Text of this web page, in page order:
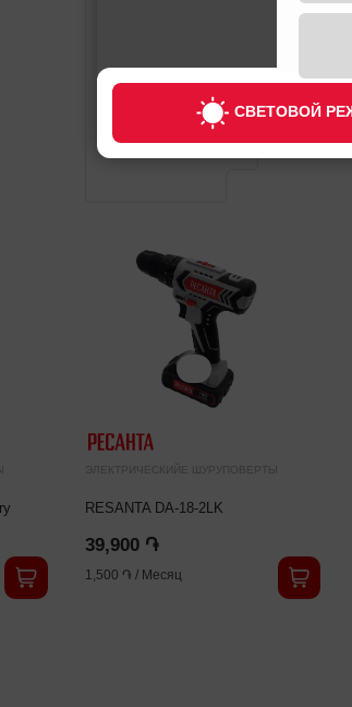
СВЕТОВОЙ
ЭЛЕКТРИЧЕСКИЙЕ ШУРУПОВЕРТЫ
RESANTA DA-18-2LK
39,900 ֏
1,500 ֏ / Месяц